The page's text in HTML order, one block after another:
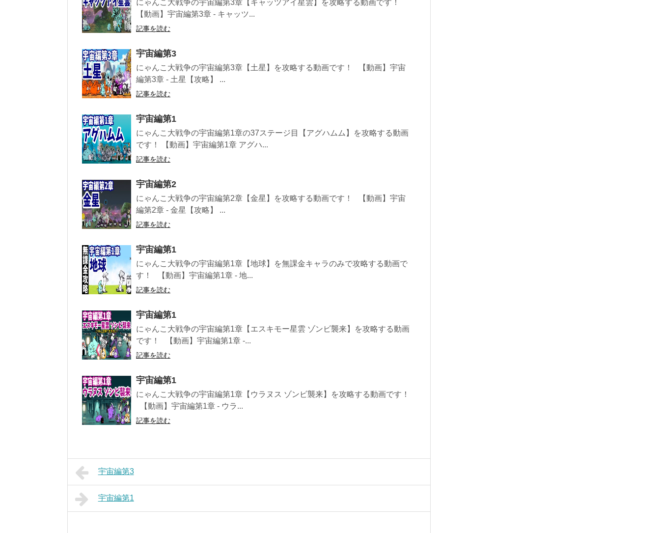
にゃんこ大戦争の宇宙編第3章【キャッツアイ星雲】を攻略する動画です！
【動画】宇宙編第3章 - キャッツ...
記事を読む
宇宙編第3
にゃんこ大戦争の宇宙編第3章【土星】を攻略する動画です！ 【動画】宇宙
編第3章 - 土星【攻略】 ...
記事を読む
宇宙編第1
にゃんこ大戦争の宇宙編第1章の37ステージ目【アグハムム】を攻略する動画
です！ 【動画】宇宙編第1章 アグハ...
記事を読む
宇宙編第2
にゃんこ大戦争の宇宙編第2章【金星】を攻略する動画です！ 【動画】宇宙
編第2章 - 金星【攻略】 ...
記事を読む
宇宙編第1
にゃんこ大戦争の宇宙編第1章【地球】を無課金キャラのみで攻略する動画で
す！ 【動画】宇宙編第1章 - 地...
記事を読む
宇宙編第1
にゃんこ大戦争の宇宙編第1章【エスキモー星雲 ゾンビ襲来】を攻略する動画
です！ 【動画】宇宙編第1章 -...
記事を読む
宇宙編第1
にゃんこ大戦争の宇宙編第1章【ウラヌス ゾンビ襲来】を攻略する動画です！
【動画】宇宙編第1章 - ウラ...
記事を読む
宇宙編第3
宇宙編第1